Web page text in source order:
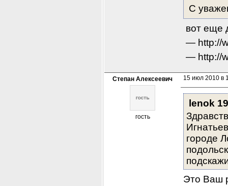
С
вот еще
— http://
— http://
Степан Алексеевич
гость
15 июл 2010 в
lenok
городе
Это Ваш